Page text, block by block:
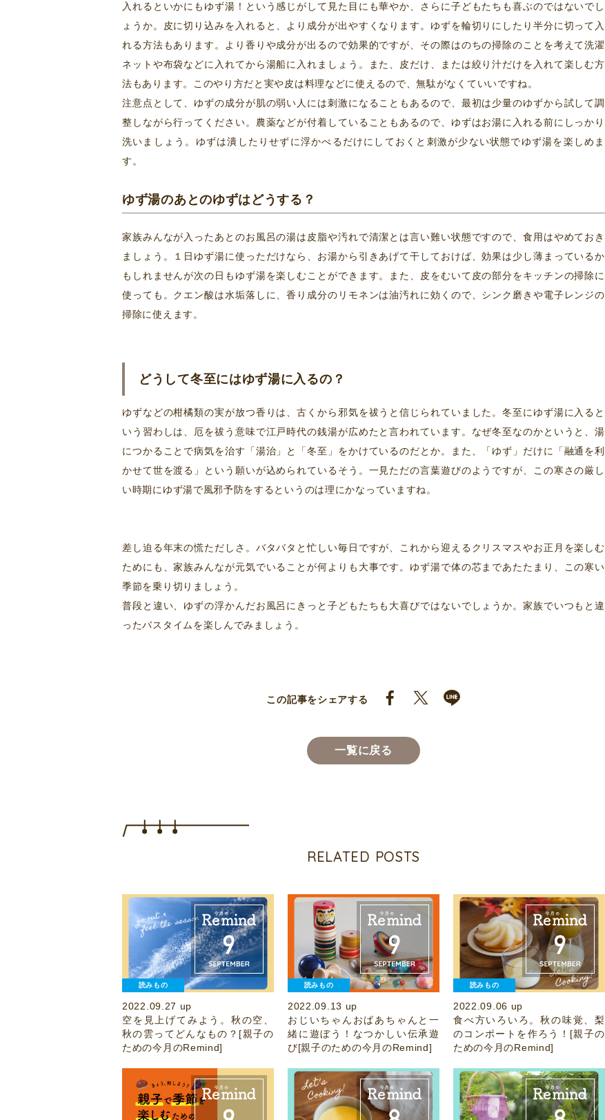
入れるといかにもゆず湯！という感じがして見た目にも華やか、さらに子どもたちも喜ぶのではないでし
ょうか。皮に切り込みを入れると、より成分が出やすくなります。ゆずを輪切りにしたり半分に切って入
れる方法もあります。より香りや成分が出るので効果的ですが、その際はのちの掃除のことを考えて洗濯
ネットや布袋などに入れてから湯船に入れましょう。また、皮だけ、または絞り汁だけを入れて楽しむ方
法もあります。このやり方だと実や皮は料理などに使えるので、無駄がなくていいですね。
注意点として、ゆずの成分が肌の弱い人には刺激になることもあるので、最初は少量のゆずから試して調
整しながら行ってください。農薬などが付着していることもあるので、ゆずはお湯に入れる前にしっかり
洗いましょう。ゆずは潰したりせずに浮かべるだけにしておくと刺激が少ない状態でゆず湯を楽しめま
す。
ゆず湯のあとのゆずはどうする？
家族みんなが入ったあとのお風呂の湯は皮脂や汚れで清潔とは言い難い状態ですので、食用はやめておき
ましょう。１日ゆず湯に使っただけなら、お湯から引きあげて干しておけば、効果は少し薄まっているか
もしれませんが次の日もゆず湯を楽しむことができます。また、皮をむいて皮の部分をキッチンの掃除に
使っても。クエン酸は水垢落しに、香り成分のリモネンは油汚れに効くので、シンク磨きや電子レンジの
掃除に使えます。
どうして冬至にはゆず湯に入るの？
ゆずなどの柑橘類の実が放つ香りは、古くから邪気を祓うと信じられていました。冬至にゆず湯に入ると
いう習わしは、厄を祓う意味で江戸時代の銭湯が広めたと言われています。なぜ冬至なのかというと、湯
につかることで病気を治す「湯治」と「冬至」をかけているのだとか。また、「ゆず」だけに「融通を利
かせて世を渡る」という願いが込められているそう。一見ただの言葉遊びのようですが、この寒さの厳し
い時期にゆず湯で風邪予防をするというのは理にかなっていますね。
差し迫る年末の慌ただしさ。バタバタと忙しい毎日ですが、これから迎えるクリスマスやお正月を楽しむ
ためにも、家族みんなが元気でいることが何よりも大事です。ゆず湯で体の芯まであたたまり、この寒い
季節を乗り切りましょう。
普段と違い、ゆずの浮かんだお風呂にきっと子どもたちも大喜びではないでしょうか。家族でいつもと違
ったバスタイムを楽しんでみましょう。
この記事をシェアする
一覧に戻る
RELATED POSTS
読みもの
2022.09.27 up
空を見上げてみよう。秋の空、
秋の雲ってどんなもの？[親子の
ための今月のRemind]
読みもの
2022.09.13 up
おじいちゃんおばあちゃんと一
緒に遊ぼう！なつかしい伝承遊
び[親子のための今月のRemind]
読みもの
2022.09.06 up
食べ方いろいろ。秋の味覚、梨
のコンポートを作ろう！[親子の
ための今月のRemind]